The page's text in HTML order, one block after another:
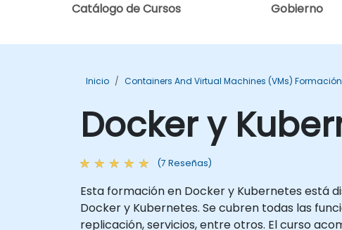
Catálogo de Cursos Gobierno
Inicio Containers And Virtual Machines (VMs) Formación
Docker y
(7 Reseñas)
Esta formación en Docker y Kubernetes está
Docker y Kubernetes. Se cubren todas las
replicación, servicios, entre otros. El curso